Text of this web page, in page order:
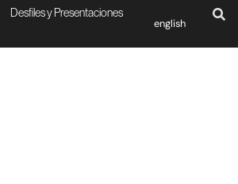
Desfiles y Presentaciones
english